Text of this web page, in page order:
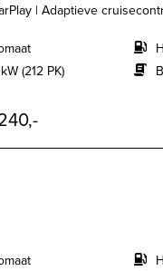
| Adaptieve
(212 PK)